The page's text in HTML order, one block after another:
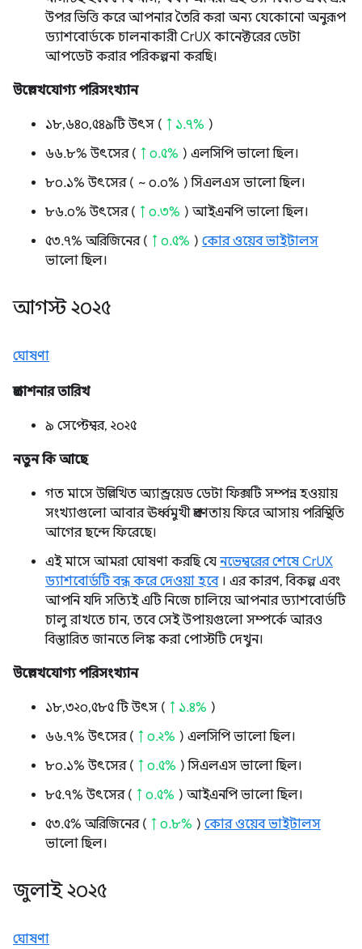
উপর ভিত্তি করে আপনার তৈরি করা অন্য যেকোনো অনুরূপ
ড্যাশবোর্ডকে চালনাকারী CrUX কানেক্টরের ডেটা
আপডেট করার পরিকল্পনা করছি।
উল্লেখযোগ্য পরিসংখ্যান
১৮,৬৪০,৫৪৯টি উৎস ( ↑ ১.৭% )
৬৬.৮% উৎসের ( ↑ ০.৫% ) এলসিপি ভালো ছিল।
৮০.১% উৎসের ( ~ ০.০% ) সিএলএস ভালো ছিল।
৮৬.০% উৎসের ( ↑ ০.৩% ) আইএনপি ভালো ছিল।
৫৩.৭% অরিজিনের ( ↑ ০.৫% ) কোর ওয়েব ভাইটালস
ভালো ছিল।
আগস্ট ২০২৫
ঘোষণা
প্রকাশনার তারিখ
৯ সেপ্টেম্বর, ২০২৫
নতুন কি আছে
গত মাসে উল্লিখিত অ্যান্ড্রয়েড ডেটা ফিক্সটি সম্পন্ন হওয়ায়
সংখ্যাগুলো আবার ঊর্ধ্বমুখী প্রবণতায় ফিরে আসায় পরিস্থিতি
আগের ছন্দে ফিরেছে।
এই মাসে আমরা ঘোষণা করছি যে নভেম্বরের শেষে CrUX
ড্যাশবোর্ডটি বন্ধ করে দেওয়া হবে। এর কারণ, বিকল্প এবং
আপনি যদি সত্যিই এটি নিজে চালিয়ে আপনার ড্যাশবোর্ডটি
চালু রাখতে চান, তবে সেই উপায়গুলো সম্পর্কে আরও
বিস্তারিত জানতে লিঙ্ক করা পোস্টটি দেখুন।
উল্লেখযোগ্য পরিসংখ্যান
১৮,৩২০,৫৮৫ টি উৎস ( ↑ ১.৪% )
৬৬.৭% উৎসের ( ↑ ০.২% ) এলসিপি ভালো ছিল।
৮০.১% উৎসের ( ↑ ০.৫% ) সিএলএস ভালো ছিল।
৮৫.৭% উৎসের ( ↑ ০.৫% ) আইএনপি ভালো ছিল।
৫৩.৫% অরিজিনের ( ↑ ০.৮% ) কোর ওয়েব ভাইটালস
ভালো ছিল।
জুলাই ২০২৫
ঘোষণা